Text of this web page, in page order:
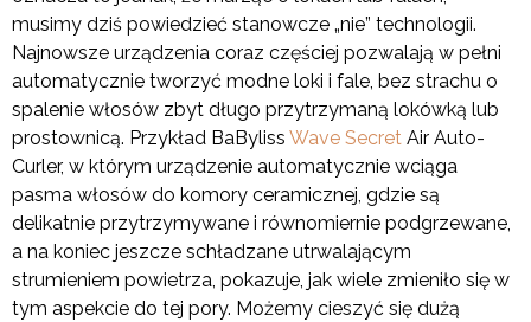
musimy dziś powiedzieć stanowcze „nie” technologii.
Najnowsze urządzenia coraz częściej pozwalają w pełni
automatycznie tworzyć modne loki i fale, bez strachu o
spalenie włosów zbyt długo przytrzymaną lokówką lub
prostownicą. Przykład BaByliss Wave Secret Air Auto-
Curler, w którym urządzenie automatycznie wciąga
pasma włosów do komory ceramicznej, gdzie są
delikatnie przytrzymywane i równomiernie podgrzewane,
a na koniec jeszcze schładzane utrwalającym
strumieniem powietrza, pokazuje, jak wiele zmieniło się w
tym aspekcie do tej pory. Możemy cieszyć się dużą